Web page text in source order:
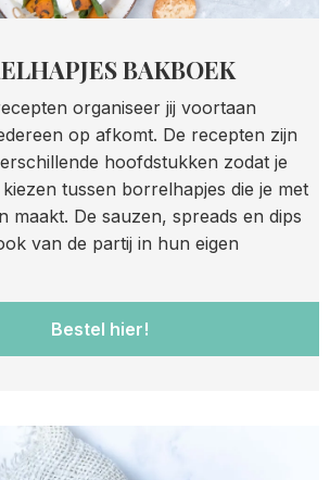
BAKBOEK
organiseer jij voortaan
op afkomt. De recepten zijn
hoofdstukken zodat je
tussen borrelhapjes die je met
maakt. De sauzen, spreads en dips
van de partij in hun eigen
Bestel hier!